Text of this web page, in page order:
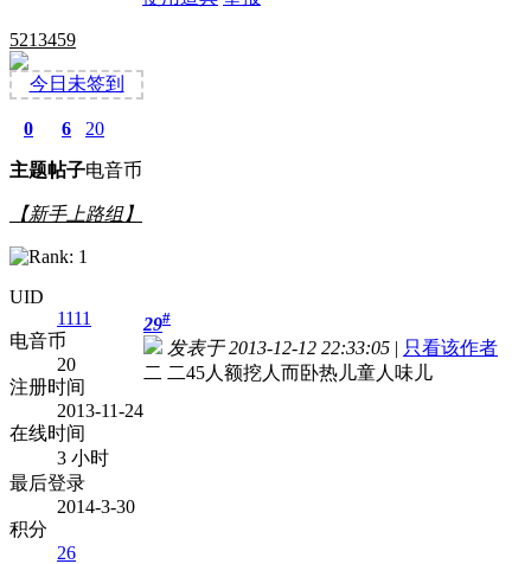
5213459
今日未签到
0
主题
6
帖子
20
电音币
【新手上路组】
UID
1111
电音币
20
注册时间
2013-11-24
在线时间
3 小时
最后登录
2014-3-30
积分
26
29#
发表于 2013-12-12 22:33:05 | 只看该作者
二 二45人额挖人而卧热儿童人味儿